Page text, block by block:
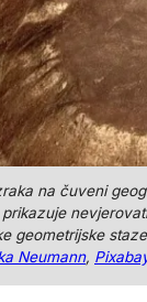
na čuveni
geometrijske
Neumann,